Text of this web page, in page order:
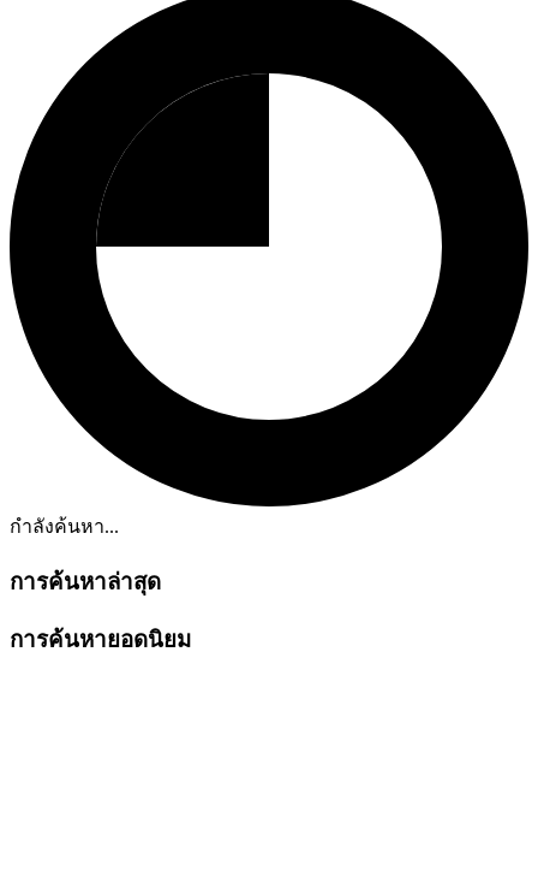
กำลังค้นหา...
การค้นหาล่าสุด
การค้นหายอดนิยม